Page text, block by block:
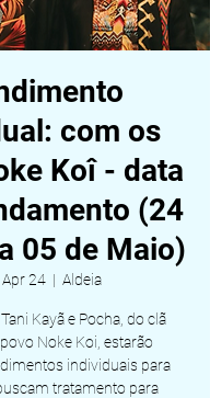
com os
Koî - data
(24
05 de Maio)
24
  |
Aldeia
Kayã e Pocha, do clã
Noke Koi, estarão
individuais para
tratamento para